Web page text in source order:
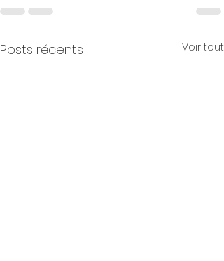
Posts récents Voir tout